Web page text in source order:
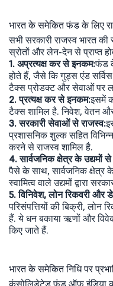
भारत के समेकित फंड के लिए
सभी सरकारी राजस्व भारत
स्रोतों और लेन-देन से प्राप्त
1. अप्रत्यक्ष कर से इनकम:फंड
होते हैं, जैसे कि गुड्स एंड
टैक्स प्रोडक्ट और सेवाओं पर
2. प्रत्यक्ष कर से इनकम:इसमें
टैक्स शामिल है. निवेश, वेतन
3. सरकारी सेवाओं से राजस्व:
प्रशासनिक शुल्क सहित
करने से राजस्व शामिल है.
4. सार्वजनिक क्षेत्र के उद्यमों
पैसे के साथ, सार्वजनिक क्षेत्र
स्वामित्व वाले उद्यमों द्वारा
5. विनिवेश, लोन रिकवरी और
परिसंपत्तियों की बिक्री, लोन
हैं. ये धन बकाया ऋणों और
किए जाते हैं.
भारत के समेकित निधि पर